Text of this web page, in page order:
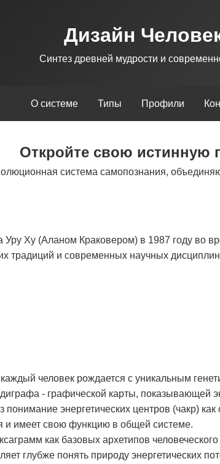
Дизайн
Синтез древней мудрости и
О системе Типы Профили
Откройте свою истинную
система самопознания,
Ху (Аланом Краковером) в 1987 году во
традиций и современных научных
человек рождается с уникальным
- графической карты, показывающей
понимание энергетических центров (чакр)
и имеет свою функцию в общей системе.
как базовых архетипов
глубже понять природу энергетических